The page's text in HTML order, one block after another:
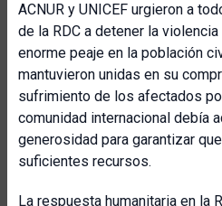
ACNUR y UNICEF urgieron a
de la RDC a detener la
enorme peaje en la población
mantuvieron unidas en su
sufrimiento de los afectados
comunidad internacional debía
generosidad para garantizar
suficientes recursos.
La respuesta humanitaria en la